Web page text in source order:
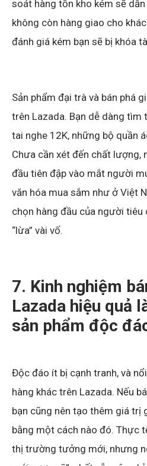
soát hàng tồn kho kém sẽ
không còn hàng giao cho
đánh giá kém bạn sẽ bị khóa
Sản phẩm đại trà và bán phá
trên Lazada. Bạn dễ dàng tìm
tai nghe 12K, những bộ quần
Chưa cần xét đến chất lượng,
đầu tiên đập vào mắt người
văn hóa mua sắm như ở Việt
chọn hàng đầu của người tiêu
“lừa” vài vố.
7. Kinh nghiệm
Lazada hiệu quả
sản phẩm độc
Độc đáo ít bị cạnh tranh, và
hàng khác trên Lazada. Nếu
bạn cũng nên tạo thêm giá trị
bằng một cách nào đó. Thực
thị trường tưởng mới, nhưng